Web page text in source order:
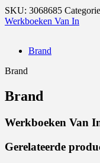
SKU: 3068685
Werkboeken Van In
Brand
Brand
Brand
Werkboeken Van
Gerelateerde